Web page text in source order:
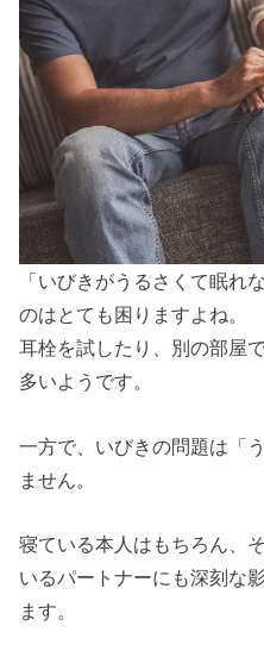
「いびきがうるさくて眠れ
のはとても困りますよね。
耳栓を試したり、別の部屋
多いようです。
一方で、いびきの問題は「
ません。
寝ている本人はもちろん、
いるパートナーにも深刻な
ます。